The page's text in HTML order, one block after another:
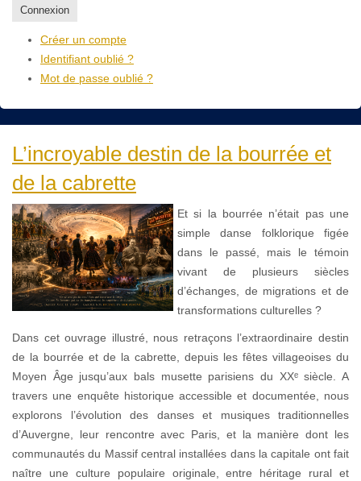
Connexion
Créer un compte
Identifiant oublié ?
Mot de passe oublié ?
L’incroyable destin de la bourrée et
de la cabrette
Et si la bourrée n’était pas une
simple danse folklorique figée
dans le passé, mais le témoin
vivant de plusieurs siècles
d’échanges, de migrations et de
transformations culturelles ?
Dans cet ouvrage illustré, nous retraçons l’extraordinaire destin
de la bourrée et de la cabrette, depuis les fêtes villageoises du
Moyen Âge jusqu’aux bals musette parisiens du XXᵉ siècle. A
travers une enquête historique accessible et documentée, nous
explorons l’évolution des danses et musiques traditionnelles
d’Auvergne, leur rencontre avec Paris, et la manière dont les
communautés du Massif central installées dans la capitale ont fait
naître une culture populaire originale, entre héritage rural et